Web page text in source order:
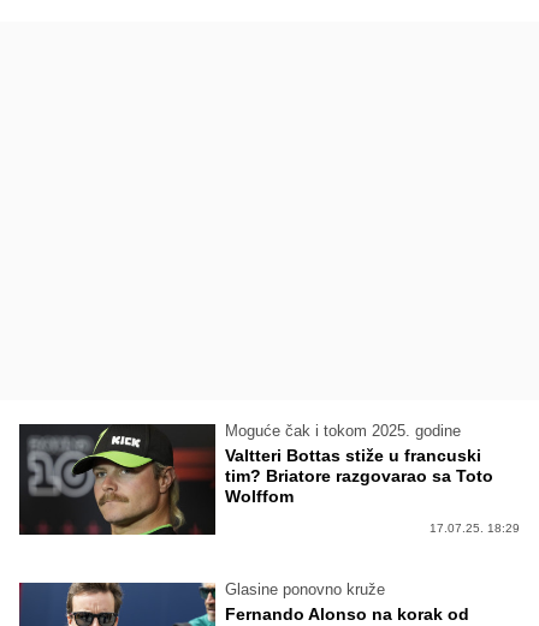
Moguće čak i tokom 2025. godine
Valtteri Bottas stiže u francuski
tim? Briatore razgovarao sa Toto
Wolffom
17.07.25. 18:29
Glasine ponovno kruže
Fernando Alonso na korak od